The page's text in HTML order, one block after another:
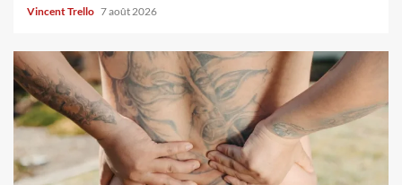
Vincent Trello 7 août 2026